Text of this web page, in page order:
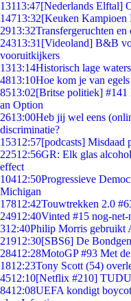
13113:47[Nederlands Elftal]
14713:32[Keuken Kampioen
2913:32Transfergeruchten
24313:31 [Videoland] B&B
vooruitkijkers
1313:14Historisch lage
4813:10Hoe kom je van
8513:02[Britse politiek]
an Option
2613:00Heb jij wel eens
discriminatie?
15312:57[podcasts] Misdaad
22512:56GR: Elk glas
effect
10412:50Progressieve
Michigan
17812:42Touwtrekken 2.0
24912:40Vinted #15 nog-net-
312:40Philip Morris gebruikt
21912:30[SBS6] De
28412:28MotoGP #93 Met
1812:23Tony Scott (54)
4512:10[Netflix #210]
8412:08UEFA kondigt